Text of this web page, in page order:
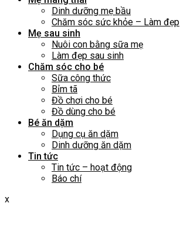
Dinh dưỡng mẹ bầu
Chăm sóc sức khỏe – Làm đẹp
Mẹ sau sinh
Nuôi con bằng sữa mẹ
Làm đẹp sau sinh
Chăm sóc cho bé
Sữa công thức
Bỉm tã
Đồ chơi cho bé
Đồ dùng cho bé
Bé ăn dặm
Dụng cụ ăn dặm
Dinh dưỡng ăn dặm
Tin tức
Tin tức – hoạt động
Báo chí
x